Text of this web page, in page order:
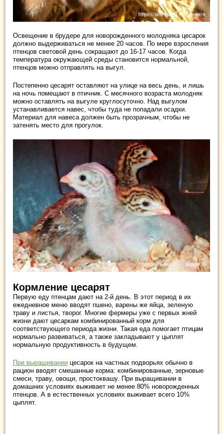
Освещение в брудере для новорожденного молодняка цесарок
должно выдерживаться не менее 20 часов. По мере взросления
птенцов световой день сокращают до 16-17 часов. Когда
температура окружающей среды становится нормальной,
птенцов можно отправлять на выгул.
Постепенно цесарят оставляют на улице на весь день, и лишь
на ночь помещают в птичник. С месячного возраста молодняк
можно оставлять на выгуле круглосуточно. Над выгулом
устанавливается навес, чтобы туда не попадали осадки.
Материал для навеса должен быть прозрачным, чтобы не
затенять место для прогулок.
Кормление цесарят
Первую еду птенцам дают на 2-й день. В этот период в их
ежедневное меню вводят пшено, варены же яйца, зеленую
траву и листья, творог. Многие фермеры уже с первых жней
жизни дают цесаркам комбинированный корм для
соответствующего периода жизни. Такая еда помогает птицам
нормально развиваться, а также закладывают у цыплят
нормальную продуктивность в будущем.
При выращивании цесарок на частных подворьях обычно в
рацион вводят смешанные корма: комбинированные, зерновые
смеси, траву, овощи, простоквашу. При выращивании в
домашних условиях выживает не менее 80% новорожденных
птенцов. А в естественных условиях выживает всего 10%
цыплят.